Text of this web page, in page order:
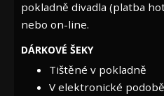
pokladně divadla (platba
nebo on-line.
DÁRKOVÉ ŠEKY
Tištěné v pokladně
V elektronické